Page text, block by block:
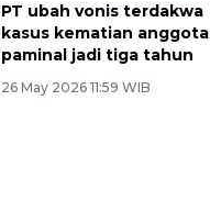
PT ubah vonis terdakwa
kasus kematian anggota
paminal jadi tiga tahun
26 May 2026 11:59 WIB